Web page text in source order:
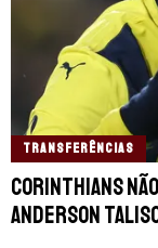
TRANSFERÊNCIAS
Corinthians
Anderson